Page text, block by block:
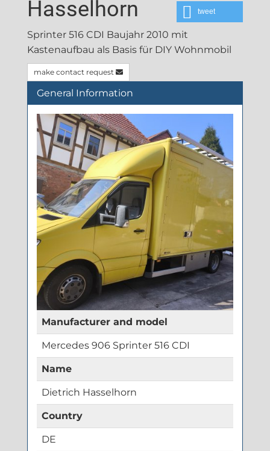
tweet
Hasselhorn
Sprinter 516 CDI Baujahr 2010 mit
Kastenaufbau als Basis für DIY Wohnmobil
make contact request
General Information
Manufacturer and model
Mercedes 906 Sprinter 516 CDI
Name
Dietrich Hasselhorn
Country
DE